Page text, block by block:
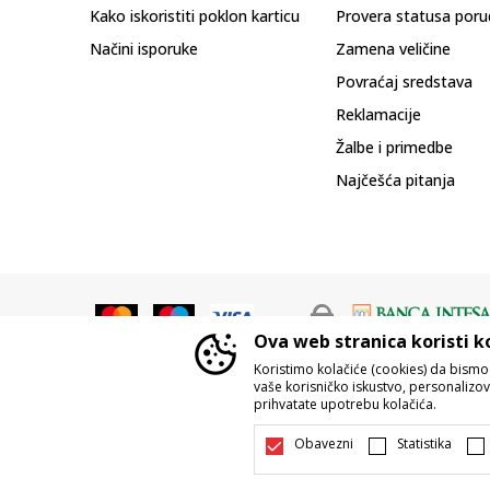
Kako iskoristiti poklon karticu
Načini isporuke
Provera statusa
Zamena veličine
Povraćaj sredstava
Reklamacije
Žalbe i primedbe
Najčešća pitanja
Nastojimo da budemo što precizniji
Svi artikli prikazani na sajtu su deo
Ova web stranica koristi
Koristimo kolačiće (cookies) da
vaše korisničko iskustvo,
prihvatate upotrebu kolačića.
Obavezni Statistika